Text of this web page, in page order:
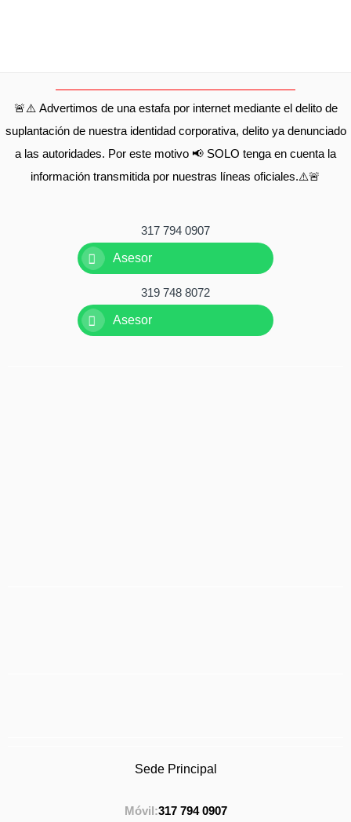
🚨⚠️ Advertimos de una estafa por internet mediante el delito de
suplantación de nuestra identidad corporativa, delito ya denunciado
a las autoridades. Por este motivo 📢 SOLO tenga en cuenta la
información transmitida por nuestras líneas oficiales.⚠️🚨
317 794 0907
Asesor
319 748 8072
Asesor
Sede Principal
Móvil:317 794 0907